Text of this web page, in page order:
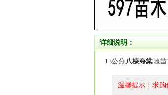
详细说明：
15公分八棱海棠地苗
温馨提示：求购